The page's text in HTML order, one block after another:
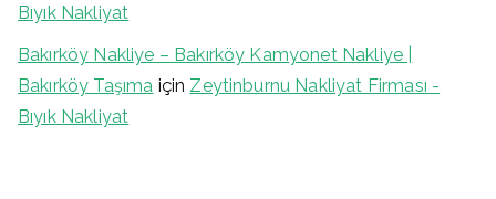
Bıyık Nakliyat
Bakırköy Nakliye – Bakırköy Kamyonet Nakliye |
Bakırköy Taşıma için Zeytinburnu Nakliyat Firması -
Bıyık Nakliyat